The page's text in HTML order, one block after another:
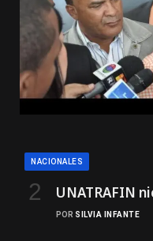
NACIONALES
UNATRAFIN
POR SILVIA INFANTE